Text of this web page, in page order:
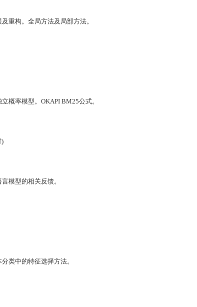
重构。全局方法及局部方法。
概率模型。 OKAPI BM25公式。
)
模型的相关反馈。
类中的特征选择方法。